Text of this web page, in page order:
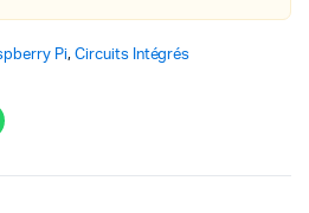
Pi, Circuits Intégrés